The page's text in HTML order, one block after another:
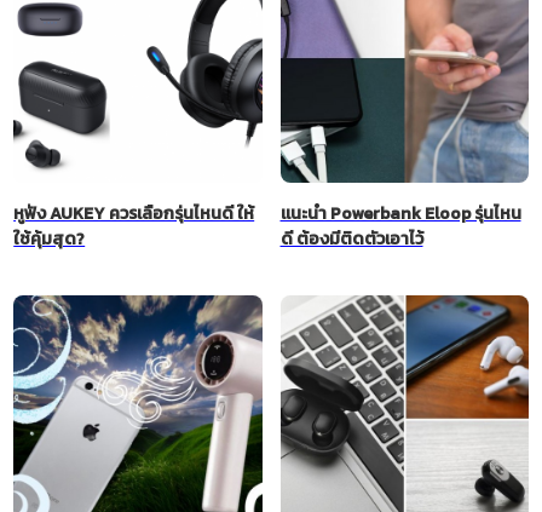
หูฟัง AUKEY ควรเลือกรุ่นไหนดี ให้
ใช้คุ้มสุด?
แนะนำ Powerbank Eloop รุ่นไหน
ดี ต้องมีติดตัวเอาไว้